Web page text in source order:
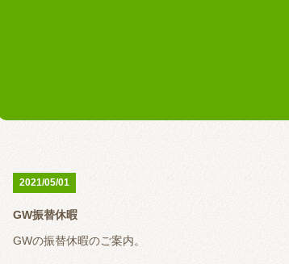
2021/05/01
GW振替休暇
GWの振替休暇のご案内。